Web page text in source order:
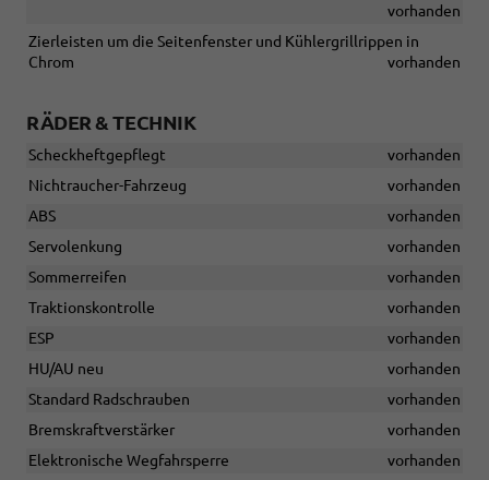
vorhanden
Zierleisten um die Seitenfenster und Kühlergrillrippen in
Chrom
vorhanden
RÄDER & TECHNIK
Scheckheftgepflegt
vorhanden
Nichtraucher-Fahrzeug
vorhanden
ABS
vorhanden
Servolenkung
vorhanden
Sommerreifen
vorhanden
Traktionskontrolle
vorhanden
ESP
vorhanden
HU/AU neu
vorhanden
Standard Radschrauben
vorhanden
Bremskraftverstärker
vorhanden
Elektronische Wegfahrsperre
vorhanden